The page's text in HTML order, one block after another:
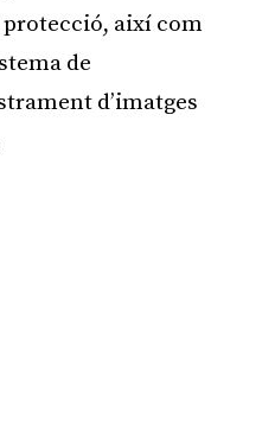
protecció, així com
de
d’imatges